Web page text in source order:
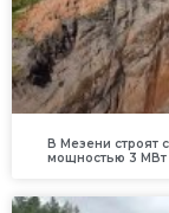
В Мезени строят
мощностью 3 МВт